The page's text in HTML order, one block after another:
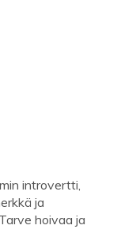
introvertti,
ja
hoivaa ja